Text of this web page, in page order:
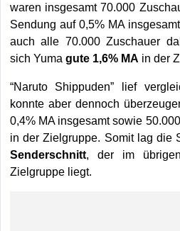
waren insgesamt 70.000
Sendung auf 0,5% MA
auch alle 70.000 Zuschauer
sich Yuma gute 1,6% MA in der
“Naruto Shippuden” lief
konnte aber dennoch
0,4% MA insgesamt sowie
in der Zielgruppe. Somit lag die
Senderschnitt, der im
Zielgruppe liegt.